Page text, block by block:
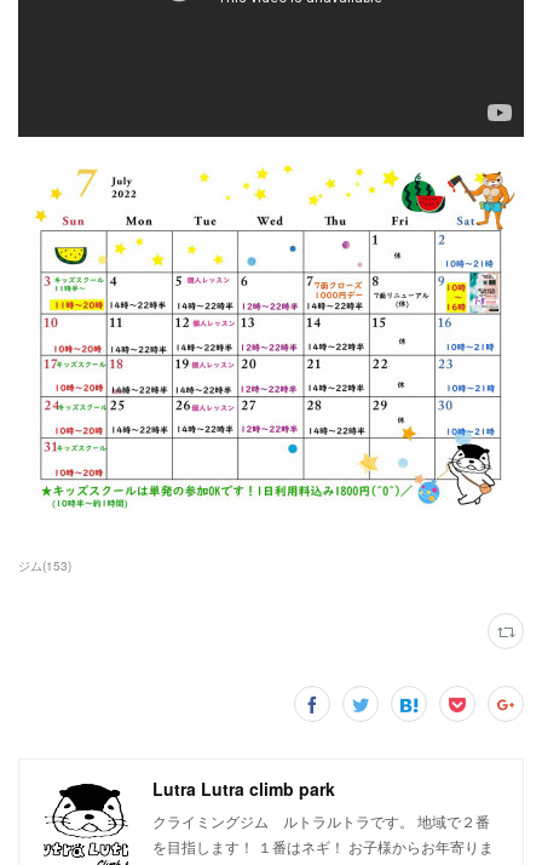
ジム(153)
Lutra Lutra climb park
クライミングジム ルトラルトラです。 地域で２番
を目指します！ １番はネギ！ お子様からお年寄りま